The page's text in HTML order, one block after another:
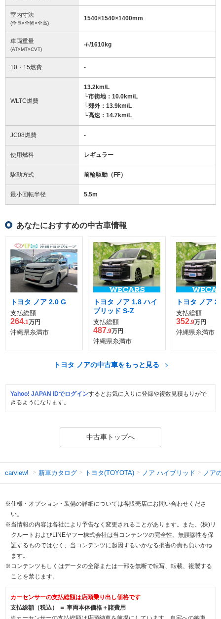
室内寸法
(全長×全幅×全高)
1540×1540×1400mm
車両重量
(AT×MT×CVT)
-/-/1610kg
10・15燃費 -
WLTC燃費
13.2km/L
└市街地：10.0km/L
└郊外：13.9km/L
└高速：14.7km/L
JC08燃費 -
使用燃料 レギュラー
駆動方式 前輪駆動（FF）
最小回転半径 5.5m
あなたにおすすめの中古車情報
トヨタ ノア 2.0 G
支払総額
264.1万円
沖縄県糸満市
トヨタ ノア 1.8 ハイ
ブリッド S-Z
支払総額
487.9万円
沖縄県糸満市
トヨタ ノア
支払総額
352.9万円
沖縄県糸満市
トヨタ ノアの中古車をもっと見る
Yahoo! JAPAN IDでログインするとお気に入りに登録や複数見積もりがで
きるようになります。
中古車トップへ
carview! 新車カタログ トヨタ(TOYOTA) ノア ハイブリッド ノア
※仕様・オプション・装備の詳細については各販売店にお問い合わせくださ
い。
※当情報の内容は各社により予告なく変更されることがあります。また、(株)リ
クルートおよびLINEヤフー株式会社は当コンテンツの完全性、無誤謬性を保
証するものではなく、当コンテンツに起因するいかなる損害の責も負いかね
ます。
※コンテンツもしくはデータの全部または一部を無断で転写、転載、複製する
ことを禁じます。
カーセンサーの支払総額は店頭乗り出し価格です
支払総額（税込） ＝ 車両本体価格＋諸費用